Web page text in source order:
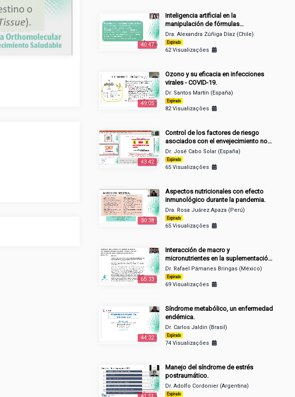
40:47
Inteligencia artificial en la
manipulación de fórmulas
orthomoleculares y de la longevidad.
Dra. Alexandra Zúñiga Díaz (Chile)
Expirado
62 Visualizações
49:05
Ozono y su eficacia en infecciones
virales - COVID-19.
Dr. Santos Martín (España)
Expirado
82 Visualizações
43:42
Control de los factores de riesgo
asociados con el envejecimiento no
fisiológico.
Dr. José Cabo Solar (España)
Expirado
65 Visualizações
30:38
Aspectos nutricionales con efecto
inmunológico durante la pandemia.
Dra. Rosa Juárez Apaza (Perú)
Expirado
65 Visualizações
65:33
Interacción de macro y
micronutrientes en la suplementación
nutricional en enfermedades
degenerativas crónicas.
Dr. Rafael Pámanes Bringas (México)
Expirado
69 Visualizações
44:32
Síndrome metabólico, un enfermedad
endémica.
Dr. Carlos Jaldin (Brasil)
Expirado
74 Visualizações
Manejo del síndrome de estrés
postraumático.
Dr. Adolfo Cordonier (Argentina)
Expirado